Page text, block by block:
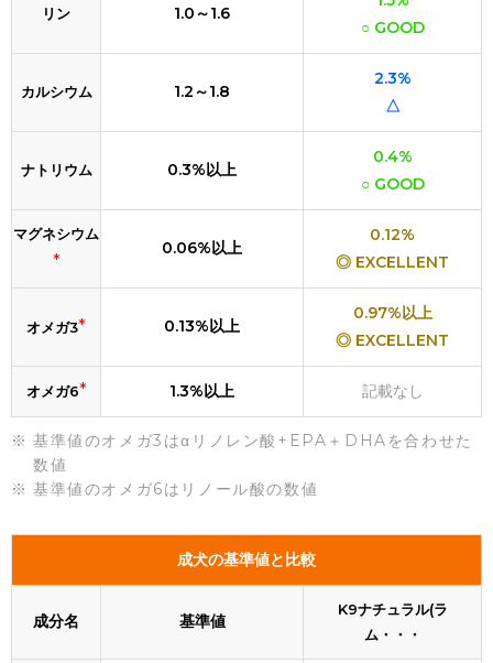
リン 1.0～1.6
○ GOOD
カルシウム 1.2～1.8
2.3%
△
ナトリウム 0.3%以上
0.4%
○ GOOD
マグネシウム
*
0.06%以上
0.12%
◎ EXCELLENT
オメガ3* 0.13%以上
0.97%以上
◎ EXCELLENT
オメガ6* 1.3%以上 記載なし
基準値のオメガ3はαリノレン酸+EPA＋DHAを合わせた
数値
基準値のオメガ6はリノール酸の数値
成犬の基準値と比較
成分名 基準値
K9ナチュラル(ラ
ム・・・